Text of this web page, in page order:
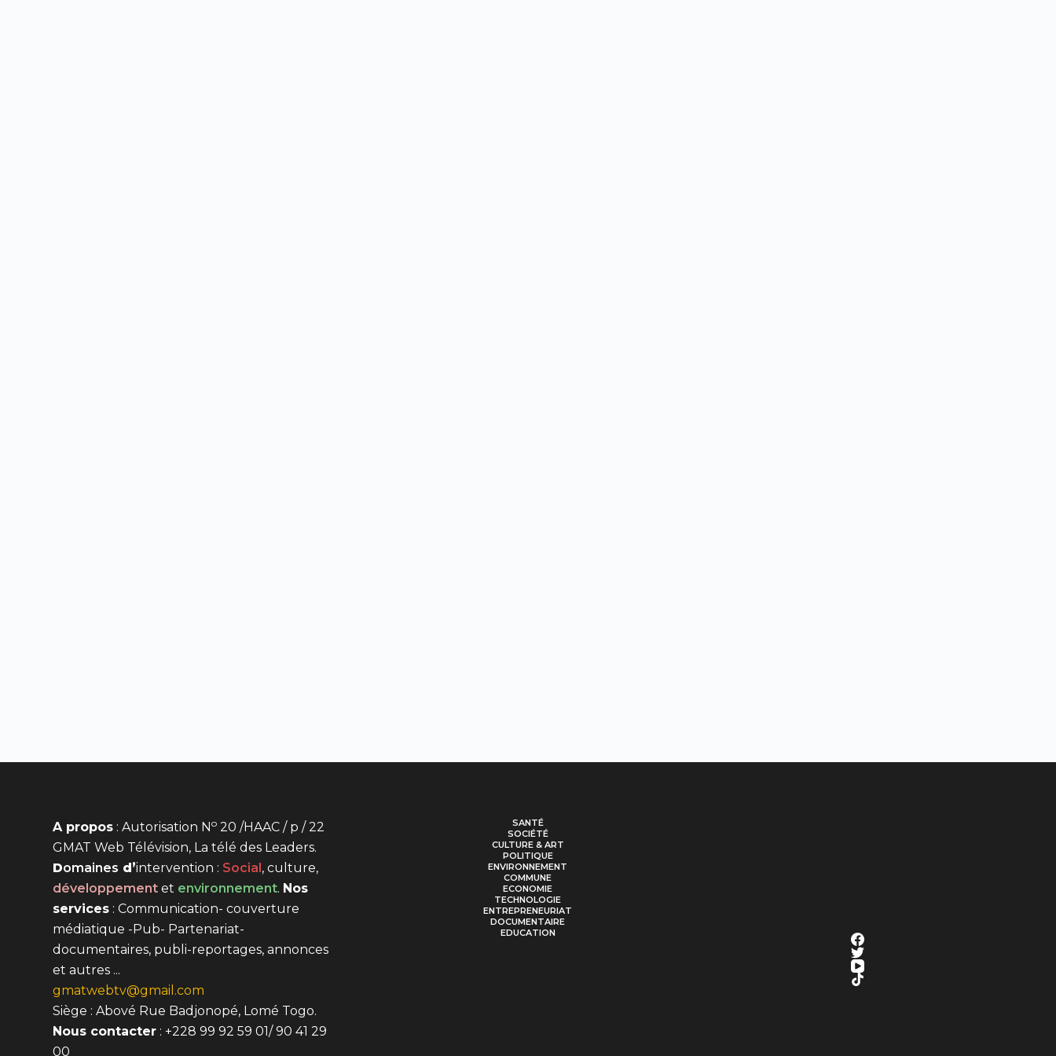
A propos : Autorisation No 20 /HAAC / p / 22
GMAT Web Télévision, La télé des Leaders.
Domaines d’intervention : Social, culture,
développement et environnement. Nos
services : Communication- couverture
médiatique -Pub- Partenariat-
documentaires, publi-reportages, annonces
et autres ...
gmatwebtv@gmail.com
Siège : Abové Rue Badjonopé, Lomé Togo.
Nous contacter : +228 99 92 59 01/ 90 41 29
00
SANTÉ
SOCIÉTÉ
CULTURE & ART
POLITIQUE
ENVIRONNEMENT
COMMUNE
ECONOMIE
TECHNOLOGIE
ENTREPRENEURIAT
DOCUMENTAIRE
EDUCATION